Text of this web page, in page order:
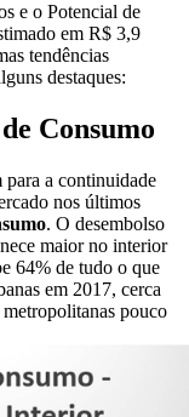
e o Potencial de
em R$ 3,9
tendências
destaques:
Consumo
para a continuidade
nos últimos
. O desembolso
maior no interior
64% de tudo o que
em 2017, cerca
pouco